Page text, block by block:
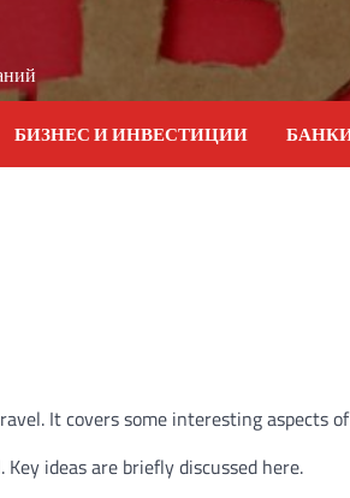
БИЗНЕС И ИНВЕСТИЦИИ
It covers some interesting aspects
ideas are briefly discussed here.